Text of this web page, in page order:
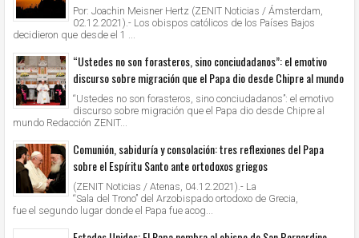
Por: Joachin Meisner Hertz (ZENIT Noticias / Ámsterdam,
02.12.2021).- Los obispos católicos de los Países Bajos
decidieron que desde el 1 ...
“Ustedes no son forasteros, sino conciudadanos”: el emotivo
discurso sobre migración que el Papa dio desde Chipre al mundo
“Ustedes no son forasteros, sino conciudadanos”: el emotivo
discurso sobre migración que el Papa dio desde Chipre al
mundo Redacción ZENIT...
Comunión, sabiduría y consolación: tres reflexiones del Papa
sobre el Espíritu Santo ante ortodoxos griegos
(ZENIT Noticias / Atenas, 04.12.2021).- La
“Sala del Trono” del Arzobispado ortodoxo de Grecia,
fue el segundo lugar donde el Papa fue acog...